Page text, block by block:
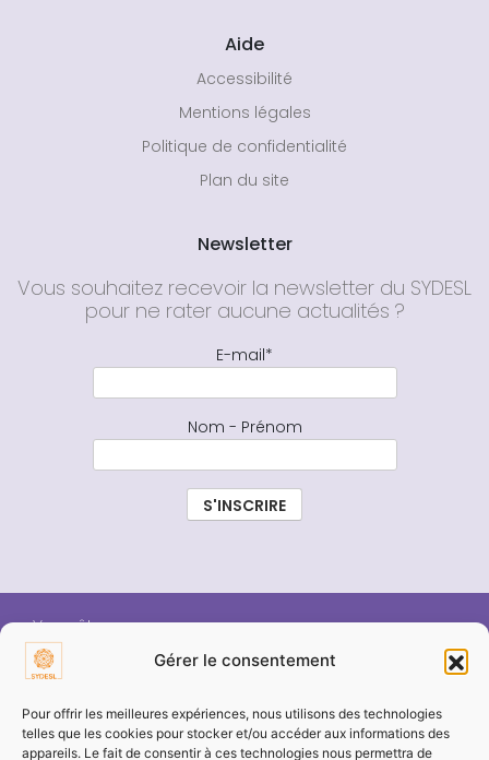
Gérer le consentement
Pour offrir les meilleures expériences, nous utilisons des technologies
telles que les cookies pour stocker et/ou accéder aux informations des
appareils. Le fait de consentir à ces technologies nous permettra de
Aide
Accessibilité
Mentions légales
Politique de confidentialité
Plan du site
Newsletter
Vous souhaitez recevoir la newsletter du SYDESL
pour ne rater aucune actualités ?
E-mail*
Nom - Prénom
Vous êtes :